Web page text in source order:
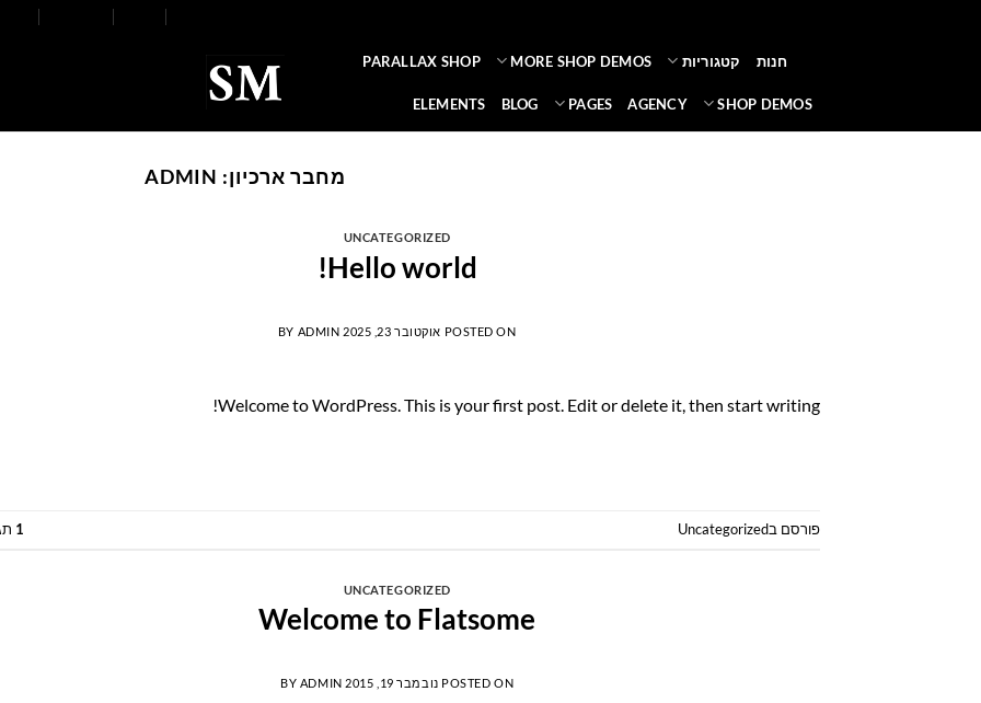
חנות קטגוריות MORE SHOP DEMOS
PARALLAX SHOP
SHOP DEMOS
AGENCY
PAGES
BLOG
ELEMENTS
מחבר ארכיון: ADMIN
UNCATEGORIZED
Hello world!
POSTED ON אוקטובר 23, 2025 BY ADMIN
Welcome to WordPress. This is your first post. Edit or delete it, then start writing!
פורסם בUncategorized
1
UNCATEGORIZED
Welcome to Flatsome
POSTED ON נובמבר 19, 2015 BY ADMIN